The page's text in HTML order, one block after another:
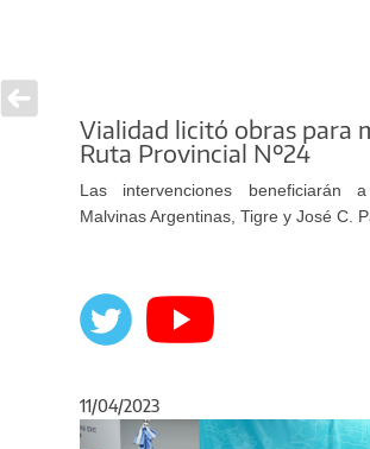
Vialidad licitó obras para
Ruta Provincial Nº24
Las intervenciones beneficiarán
Malvinas Argentinas, Tigre y José C.
11/04/2023
Anterior